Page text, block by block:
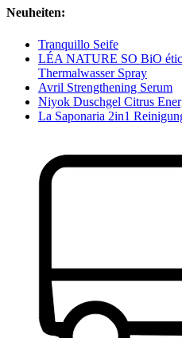
Neuheiten:
Tranquillo Seife
LÉA NATURE SO BiO
Thermalwasser Spray
Avril Strengthening Serum
Niyok Duschgel Citrus
La Saponaria 2in1